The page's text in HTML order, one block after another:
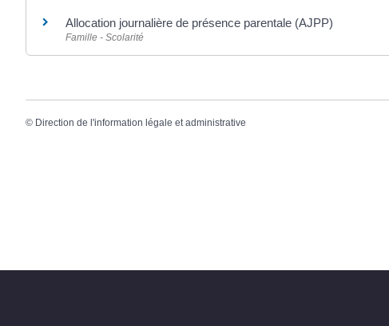
Allocation journalière de présence parentale (AJPP)
Famille - Scolarité
© Direction de l'information légale et administrative